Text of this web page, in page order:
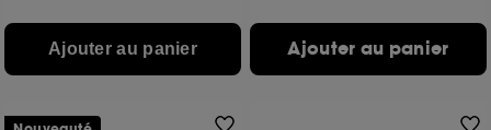
Ajouter au panier Ajouter au panier